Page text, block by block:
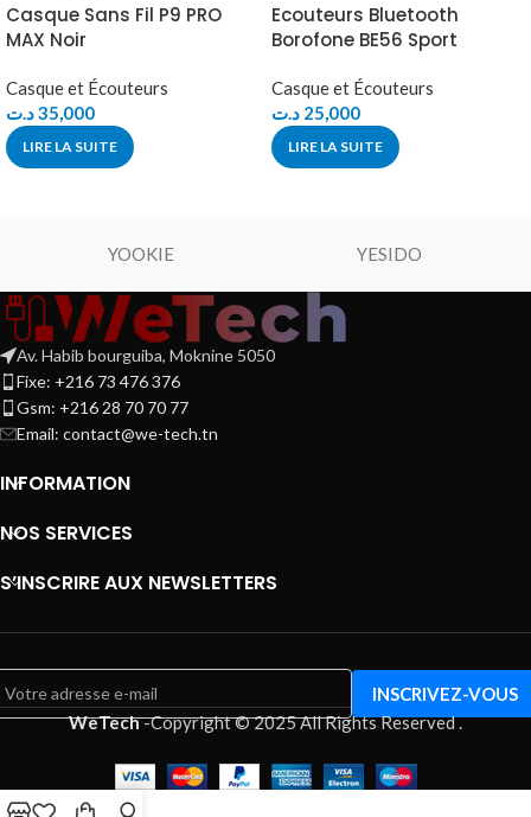
Casque Sans Fil P9 PRO
MAX Noir
Casque et Écouteurs
35,000د.ت
LIRE LA SUITE
Ecouteurs Bluetooth
Borofone BE56 Sport
Casque et Écouteurs
25,000 د.ت
LIRE LA SUITE
YOOKIE YESIDO
Av. Habib bourguiba, Moknine 5050
Fixe: +216 73 476 376
Gsm: +216 28 70 70 77
Email: contact@we-tech.tn
INFORMATION
NOS SERVICES
S’INSCRIRE AUX NEWSLETTERS
WeTech-Copyright © 2025 All Rights Reserved.